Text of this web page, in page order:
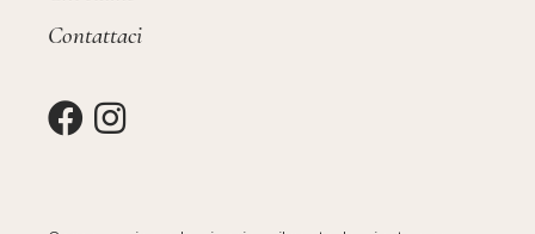
Contattaci